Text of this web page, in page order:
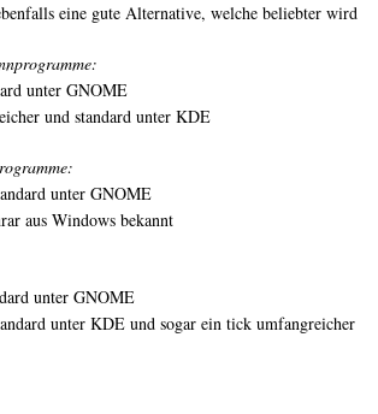
eine gute Alternative, welche beliebter wird
unter GNOME
und standard unter KDE
unter GNOME
aus Windows bekannt
unter GNOME
unter KDE und sogar ein tick umfangreicher